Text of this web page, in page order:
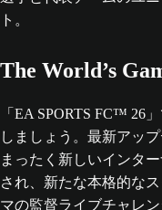
The World’s
「EA SPORTS FC™ 26
しましょう。最新アッ
まったく新しいインタ
され、新たな本格的な
マの監督ライブチャレ